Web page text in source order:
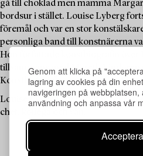
Genom att klicka på
lagring av cookies på din
navigeringen på
användning och anpassa vår
gå till choklad men mamma
bordsur i stället. Louise Lyberg
föremål och var en stor
personliga band till konstnärerna
Hon författade konstbiografin över
tillsammans med Mereth Lindgren
Konsthistoria” som kom ut på
Louise Lyberg har betytt mycket
chef, kollega och vän.